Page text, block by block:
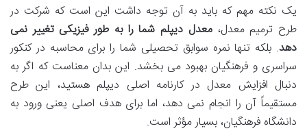
یک نکته مهم که باید به آن توجه داشت این است که شرکت در
طرح ترمیم معدل،معدل دیپلم شما را به طور فیزیکی تغییر نمی
دهد. بلکه تنها نمره سوابق تحصیلی شما را برای محاسبه در کنکور
سراسری و فرهنگیان بهبود می بخشد. این بدان معناست که اگر به
دنبال افزایش معدل در کارنامه اصلی دیپلم هستید، این طرح
مستقیماً آن را انجام نمی دهد، اما برای هدف اصلی یعنی ورود به
دانشگاه فرهنگیان، بسیار مؤثر است.